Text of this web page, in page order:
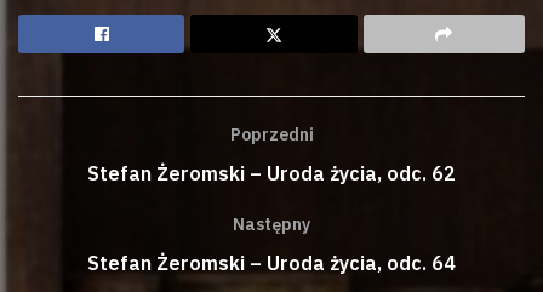
Poprzedni
Stefan Żeromski – Uroda życia, odc. 62
Następny
Stefan Żeromski – Uroda życia, odc. 64